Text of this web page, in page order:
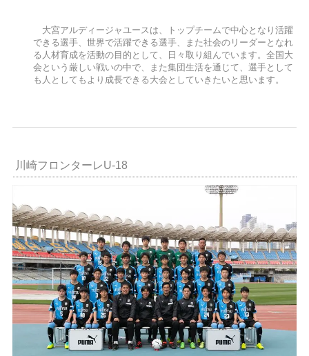
大宮アルディージャユースは、トップチームで中心となり活躍
できる選手、世界で活躍できる選手、また社会のリーダーとなれ
る人材育成を活動の目的として、日々取り組んでいます。全国大
会という厳しい戦いの中で、また集団生活を通じて、選手として
も人としてもより成長できる大会としていきたいと思います。
川崎フロンターレU-18